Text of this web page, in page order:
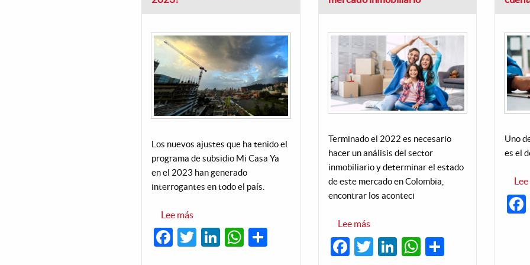
Los nuevos ajustes que ha tenido el
programa de subsidio Mi Casa Ya
en el 2023 han generado
interrogantes en todo el país.
Lee más
está
sucediendo
Facebook
Twitter
LinkedIn
WhatsApp
Terminado el 2022 es necesario
hacer un análisis del sector
inmobiliario y determinar el estado
de este mercado en Colombia,
encontrar los aconteci
Lee mássobre
un
2023
Facebook
Twitter
LinkedIn
WhatsApp
Share
Uno
es el